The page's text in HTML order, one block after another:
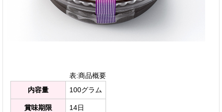
表:商品概要
内容量
100グラム
賞味期限 14日